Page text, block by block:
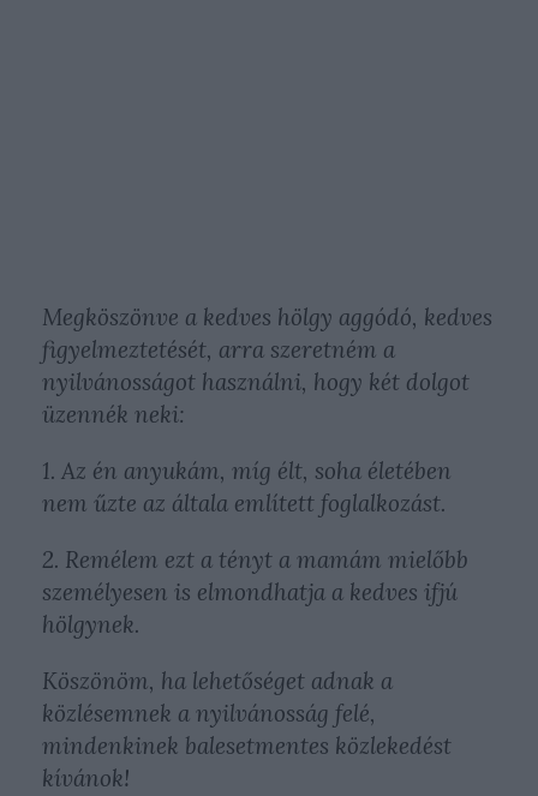
Megköszönve a kedves hölgy aggódó, kedves
figyelmeztetését, arra szeretném a
nyilvánosságot használni, hogy két dolgot
üzennék neki:
1. Az én anyukám, míg élt, soha életében
nem űzte az általa említett foglalkozást.
2. Remélem ezt a tényt a mamám mielőbb
személyesen is elmondhatja a kedves ifjú
hölgynek.
Köszönöm, ha lehetőséget adnak a
közlésemnek a nyilvánosság felé,
mindenkinek balesetmentes közlekedést
kívánok!